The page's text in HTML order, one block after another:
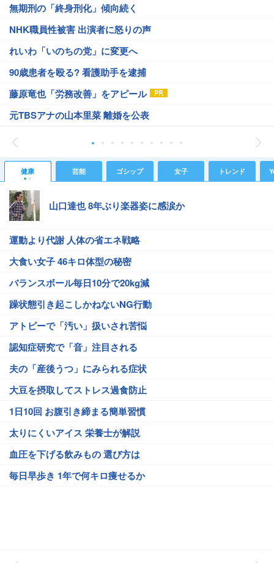
無期刑の「終身刑化」傾向続く
NHK職員性被害 出演者に怒りの声
れいわ「いのちの党」に変更へ
90歳患者を殴る? 看護助手を逮捕
藤原竜也「労務改善」をアピール
元TBSアナの山本里菜 離婚を公表
健康 芸能 ゴシップ 女子 トレンド
山口達也 8年ぶり楽器姿に感涙か
運動より代謝 人体の省エネ戦略
大食い女子 46キロ体型の秘密
バランスボール毎日10分で20kg減
躁状態引き起こしかねないNG行動
アトピーで「汚い」扱いされ苦悩
認知症研究で「音」注目される
夫の「産後うつ」にみられる症状
大豆を摂取してストレス過食防止
1日10回 お腹引き締まる簡単習慣
太りにくいアイス 栄養士が解説
血圧を下げる飲みもの 選び方は
毎日早歩き 1年で何キロ痩せるか